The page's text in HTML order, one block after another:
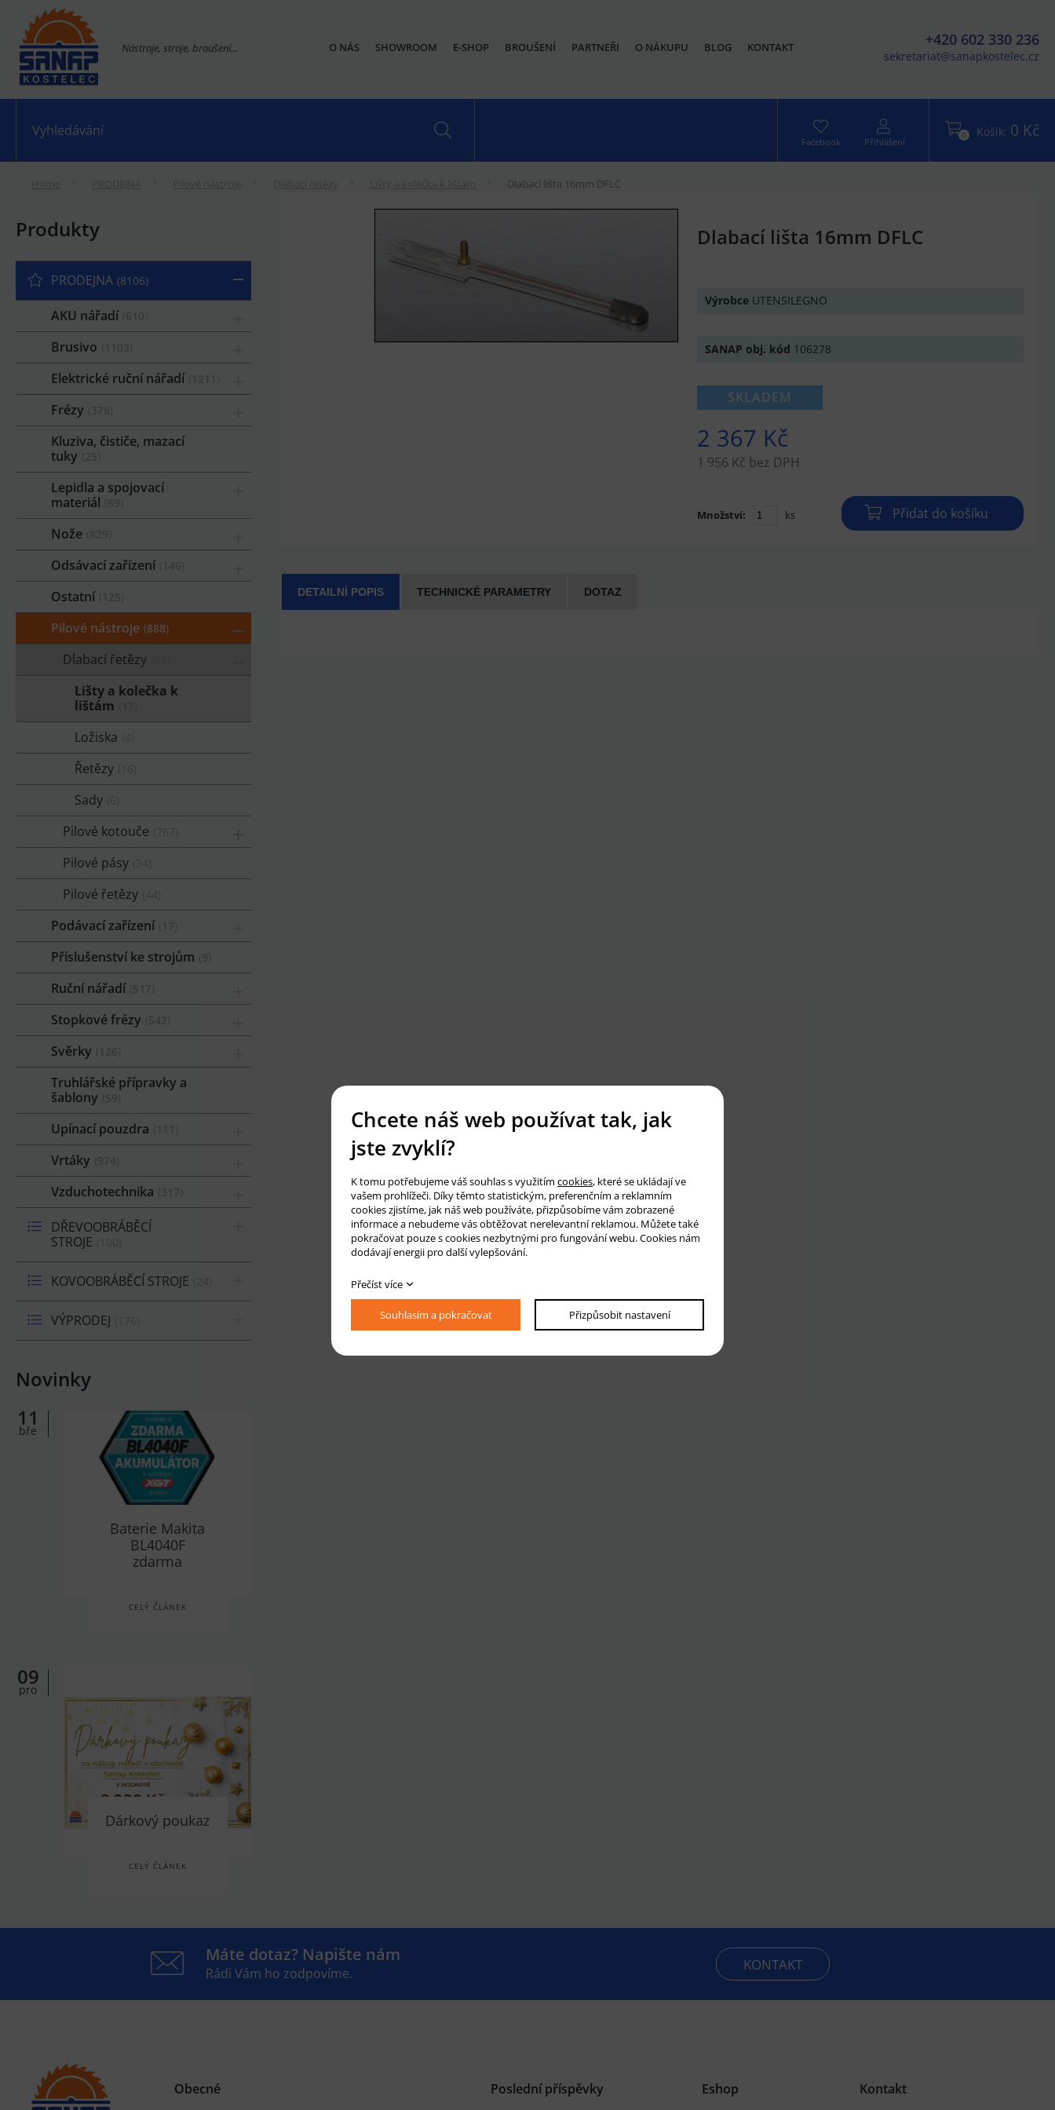
Nástroje, stroje, broušení... +420 602 330 236
sekretariat@sanapkostelec.cz
O NÁS SHOWROOM E-SHOP BROUŠENÍ PARTNEŘI O NÁKUPU BLOG KONTAKT
0 Košík: 0 Kč
Facebook Přihlášení
Dlabací lišta 16mm DFLC
Produkty
PRODEJNA 8106
AKU nářadí
Brusivo
Elektrické ruční nářadí
Frézy
Kluziva, čističe, mazací
tuky
Lepidla a spojovací
materiál
Nože
Odsávací zařízení
Ostatní
Pilové nástroje 888
Dlabací řetězy
Lišty a kolečka k
lištám
Ložiska
Řetězy
Sady
Pilové kotouče
Pilové pásy
Pilové řetězy
Podávací zařízení
Příslušenství ke strojům
Ruční nářadí
Stopkové frézy
Svěrky
Truhlářské přípravky a
šablony
Upínací pouzdra
Vrtáky
Vzduchotechnika
DŘEVOOBRÁBĚCÍ
STROJE
KOVOOBRÁBĚCÍ STROJE
VÝPRODEJ
Novinky
11
bře
Baterie Makita
BL4040F
zdarma
CELÝ ČLÁNEK
09
pro
Dárkový poukaz
CELÝ ČLÁNEK
Dlabací lišta 16mm DFLC
Výrobce UTENSILEGNO
SANAP obj. kód 106278
SKLADEM
2 367 Kč
1 956 Kč bez DPH
Množství: ks Přidat do košíku
DETAILNÍ POPIS TECHNICKÉ PARAMETRY DOTAZ
Máte dotaz? Napište nám
Rádi Vám ho zodpovíme. KONTAKT
Obecné Poslední příspěvky Eshop Kontakt
Chcete náš web používat tak, jak
jste zvyklí?
K tomu potřebujeme váš souhlas s využitím cookies, které se ukládají ve
vašem prohlížeči. Díky těmto statistickým, preferenčním a reklamním
cookies zjistíme, jak náš web používáte, přizpůsobíme vám zobrazené
informace a nebudeme vás obtěžovat nerelevantní reklamou. Můžete také
pokračovat pouze s cookies nezbytnými pro fungování webu. Cookies nám
dodávají energii pro další vylepšování.
Přečíst více
Souhlasím a pokračovat Přizpůsobit nastavení